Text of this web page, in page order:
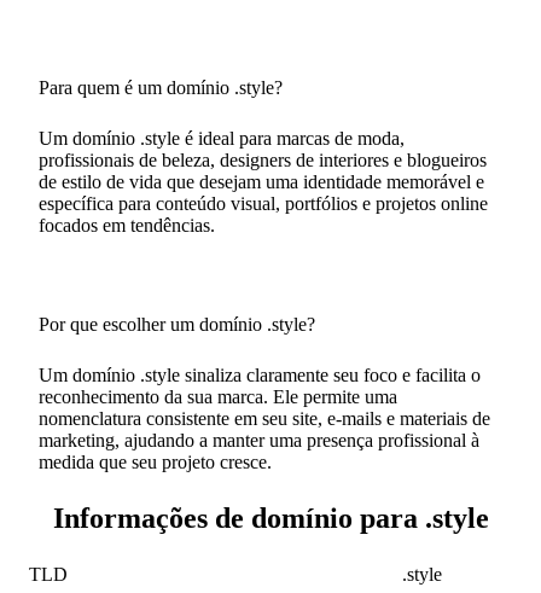
Para quem é um domínio .style?
Um domínio .style é ideal para marcas de moda,
profissionais de beleza, designers de interiores e blogueiros
de estilo de vida que desejam uma identidade memorável e
específica para conteúdo visual, portfólios e projetos online
focados em tendências.
Por que escolher um domínio .style?
Um domínio .style sinaliza claramente seu foco e facilita o
reconhecimento da sua marca. Ele permite uma
nomenclatura consistente em seu site, e-mails e materiais de
marketing, ajudando a manter uma presença profissional à
medida que seu projeto cresce.
Informações de domínio para .style
TLD .style